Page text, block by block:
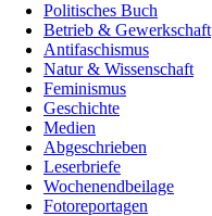
Politisches Buch
Betrieb & Gewerkschaft
Antifaschismus
Natur & Wissenschaft
Feminismus
Geschichte
Medien
Abgeschrieben
Leserbriefe
Wochenendbeilage
Fotoreportagen